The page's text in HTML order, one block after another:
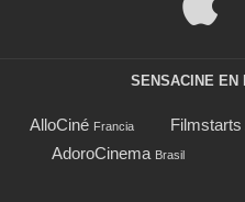
SENSACINE EN
AlloCiné Francia Filmstarts
AdoroCinema Brasil